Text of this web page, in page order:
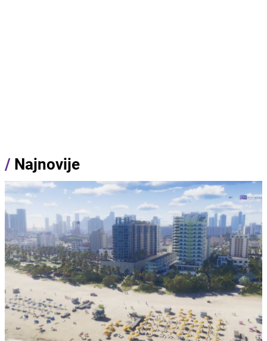
/ Najnovije